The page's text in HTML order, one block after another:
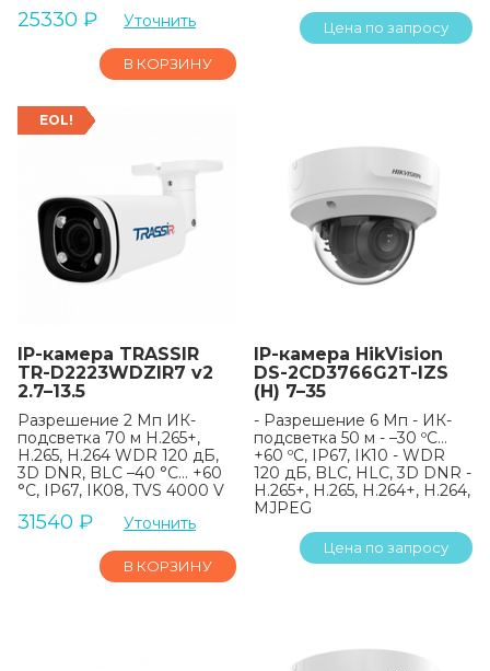
25330 ₽ Уточнить
В КОРЗИНУ
Цена по запросу
EOL!
IP-камера TRASSIR
TR-D2223WDZIR7 v2
2.7–13.5
Разрешение 2 Мп ИК-
подсветка 70 м H.265+,
H.265, H.264 WDR 120 дБ,
3D DNR, BLC –40 °C… +60
°C, IP67, IK08, TVS 4000 V
31540 ₽ Уточнить
В КОРЗИНУ
IP-камера HikVision
DS-2CD3766G2T-IZS
(H) 7–35
- Разрешение 6 Мп - ИК-
подсветка 50 м - –30 ºC…
+60 ºC, IP67, IK10 - WDR
120 дБ, BLC, HLC, 3D DNR -
H.265+, H.265, H.264+, H.264,
MJPEG
Цена по запросу